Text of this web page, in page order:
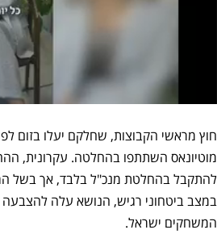
המשחקים ישראל.